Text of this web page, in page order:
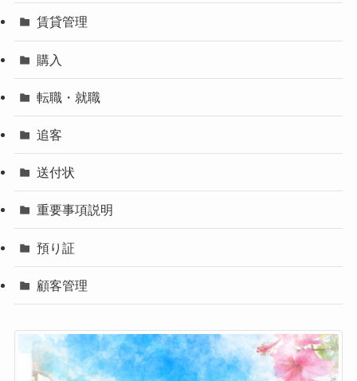
賃貸管理
購入
転職・就職
追客
送付状
重要事項説明
預り証
顧客管理